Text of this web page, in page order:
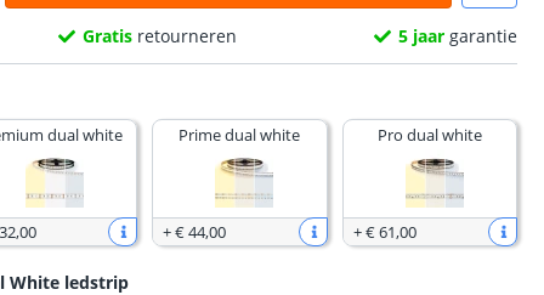
Gratis retourneren 5 jaargarantie
dual white
,00
Prime dual white
+€ 44,00
Pro dual white
+€ 61,00
White ledstrip